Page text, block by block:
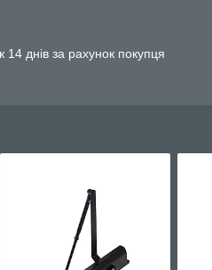
днів за рахунок покупця